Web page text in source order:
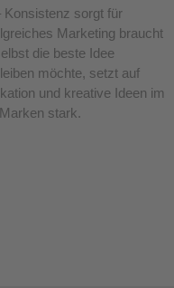
Konsistenz sorgt für
Marketing braucht
die beste Idee
möchte, setzt auf
und kreative Ideen im
stark.